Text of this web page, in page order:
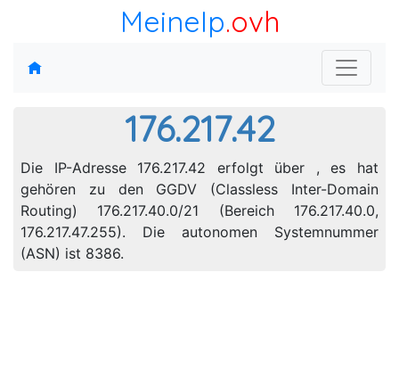
MeineIp.ovh
176.217.42
Die IP-Adresse 176.217.42 erfolgt über , es hat
gehören zu den GGDV (Classless Inter-Domain
Routing) 176.217.40.0/21 (Bereich 176.217.40.0,
176.217.47.255). Die autonomen Systemnummer
(ASN) ist 8386.